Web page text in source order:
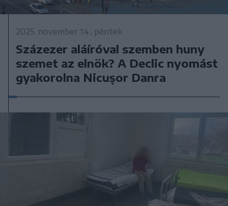
2025. november 14., péntek
Százezer aláíróval szemben huny
szemet az elnök? A Declic nyomást
gyakorolna Nicușor Danra